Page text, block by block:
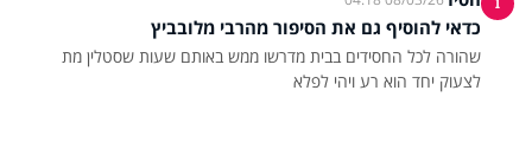
כדאי להוסיף גם את הסיפור מהרבי מלובביץ
שהורה לכל החסידים בבית מדרשו ממש באותם שעות שסטלין מת
לצעוק יחד הוא רע ויהי לפלא